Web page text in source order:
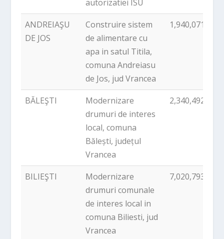
autorizatiei ISU
ANDREIAŞU
DE JOS
Construire sistem
de alimentare cu
apa in satul Titila,
comuna Andreiasu
de Jos, jud Vrancea
1,940,071.46
BĂLEŞTI
Modernizare
drumuri de interes
local, comuna
Bălești, județul
Vrancea
2,340,492.90
BILIEŞTI
Modernizare
drumuri comunale
de interes local in
comuna Biliesti, jud
Vrancea
7,020,793.23